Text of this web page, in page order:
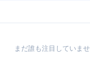
まだ誰も注目していま